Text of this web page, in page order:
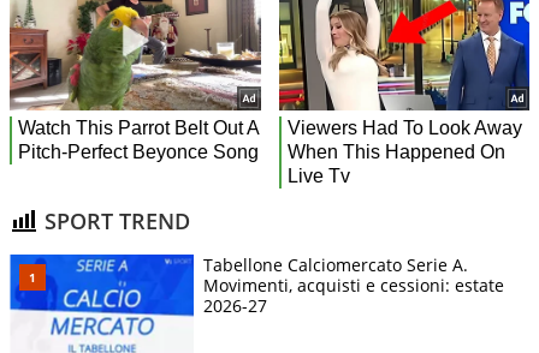
SPORT TREND
Tabellone Calciomercato Serie A.
Movimenti, acquisti e cessioni: estate
2026-27